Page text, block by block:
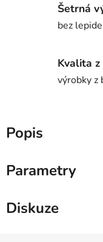
Šetrná
bez
Kvalita
výrobky z
Popis
Parametry
Diskuze